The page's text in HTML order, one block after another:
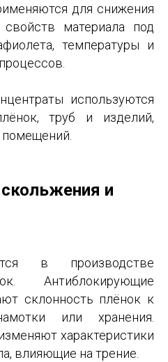
для снижения
материала под
температуры и
используются
труб и изделий,
и
в производстве
Антиблокирующие
склонность плёнок к
или хранения.
характеристики
влияющие на трение.